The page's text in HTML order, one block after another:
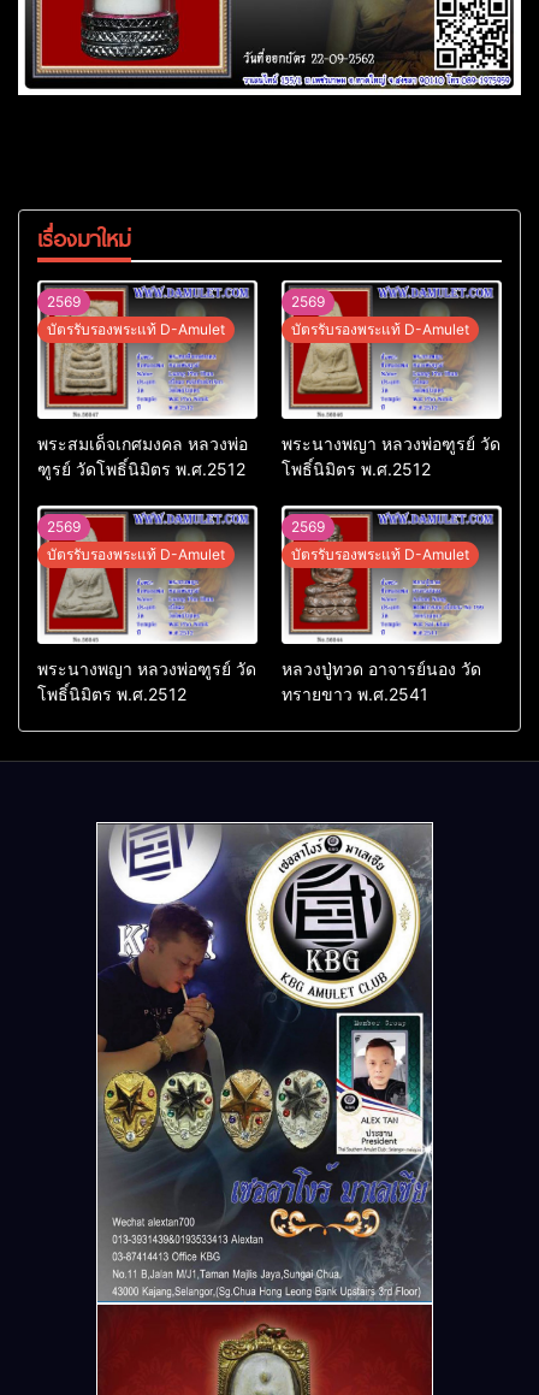
เรื่องมาใหม่
2569
บัตรรับรองพระแท้ D-Amulet
พระสมเด็จเกศมงคล หลวงพ่อ
ฑูรย์ วัดโพธิ์นิมิตร พ.ศ.2512
2569
บัตรรับรองพระแท้ D-Amulet
พระนางพญา หลวงพ่อฑูรย์ วัด
โพธิ์นิมิตร พ.ศ.2512
2569
บัตรรับรองพระแท้ D-Amulet
พระนางพญา หลวงพ่อฑูรย์ วัด
โพธิ์นิมิตร พ.ศ.2512
2569
บัตรรับรองพระแท้ D-Amulet
หลวงปู่ทวด อาจารย์นอง วัด
ทรายขาว พ.ศ.2541